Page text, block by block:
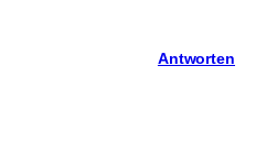
Antworten